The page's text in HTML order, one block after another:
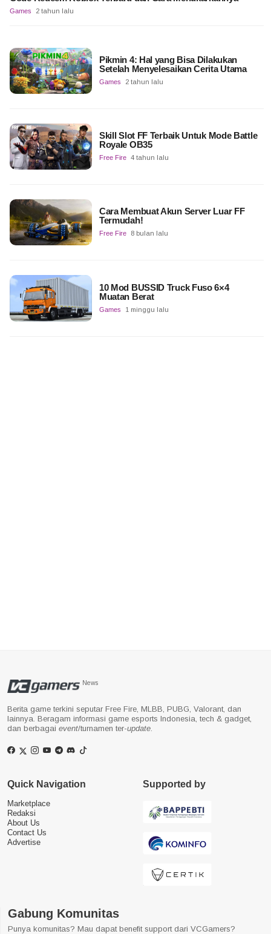
Games 2 tahun lalu
Pikmin 4: Hal yang Bisa Dilakukan
Setelah Menyelesaikan Cerita Utama
Games 2 tahun lalu
Skill Slot FF Terbaik Untuk Mode Battle
Royale OB35
Free Fire 4 tahun lalu
Cara Membuat Akun Server Luar FF
Termudah!
Free Fire 8 bulan lalu
10 Mod BUSSID Truck Fuso 6×4
Muatan Berat
Games 1 minggu lalu
News
Berita game terkini seputar Free Fire, MLBB, PUBG, Valorant, dan
lainnya. Beragam informasi game esports Indonesia, tech & gadget,
dan berbagai event/turnamen ter-update.
Quick Navigation
Marketplace
Redaksi
About Us
Contact Us
Advertise
Supported by
Gabung Komunitas
Punya komunitas? Mau dapat benefit support dari VCGamers?